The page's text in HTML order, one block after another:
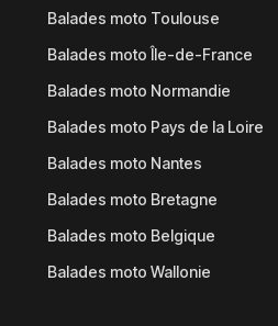
Balades moto Toulouse
Balades moto Île-de-France
Balades moto Normandie
Balades moto Pays de la Loire
Balades moto Nantes
Balades moto Bretagne
Balades moto Belgique
Balades moto Wallonie